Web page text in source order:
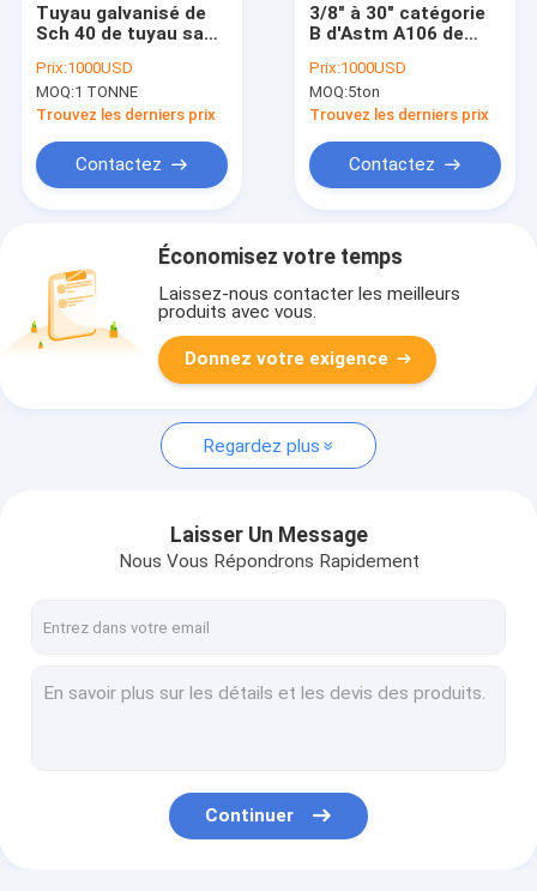
Tuyau galvanisé de
Sch 40 de tuyau sans
carbone de la
catégorie B de GV BV
Astm A106
Prix:1000USD
MOQ:1 TONNE
Trouvez les derniers prix
Contactez
3/8" à 30" catégorie
B d'Astm A106 de
d'acier au carbone de
Varinshed pour l'eau
de gaz de pétrole
Prix:1000USD
MOQ:5ton
Trouvez les derniers prix
Contactez
Économisez votre temps
Laissez-nous contacter les meilleurs
produits avec vous.
Donnez votre exigence
Regardez plus
Laisser Un Message
Nous Vous Répondrons Rapidement
Continuer